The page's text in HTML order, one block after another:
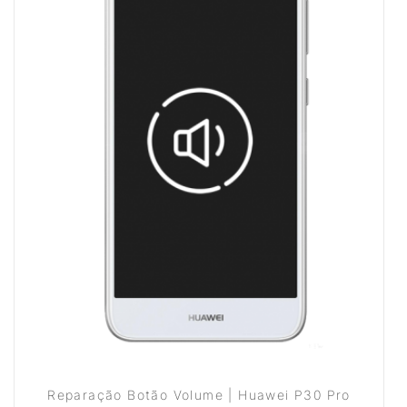
Reparação Botão Volume | Huawei P30 Pro